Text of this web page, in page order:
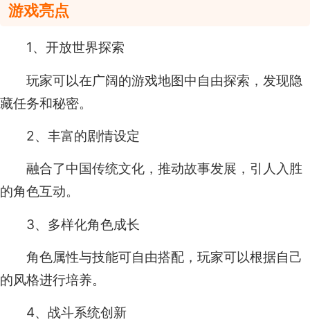
游戏亮点
1、开放世界探索
玩家可以在广阔的游戏地图中自由探索，发现隐
藏任务和秘密。
2、丰富的剧情设定
融合了中国传统文化，推动故事发展，引人入胜
的角色互动。
3、多样化角色成长
角色属性与技能可自由搭配，玩家可以根据自己
的风格进行培养。
4、战斗系统创新